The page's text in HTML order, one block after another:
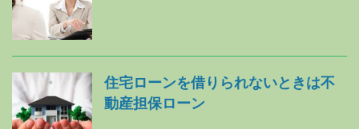
住宅ローンを借りられないときは不
動産担保ローン